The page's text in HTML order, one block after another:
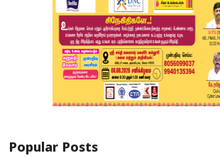
Popular Posts